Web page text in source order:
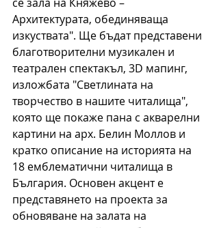
Архитектурата, обединяваща
изкуствата". Ще бъдат представени
благотворителни музикален и
театрален спектакъл, 3D мапинг,
изложбата "Светлината на
творчество в нашите читалища",
която ще покаже пана с акварелни
картини на арх. Белин Моллов и
кратко описание на историята на
18 емблематични читалища в
България. Основен акцент е
представянето на проекта за
обновяване на залата на